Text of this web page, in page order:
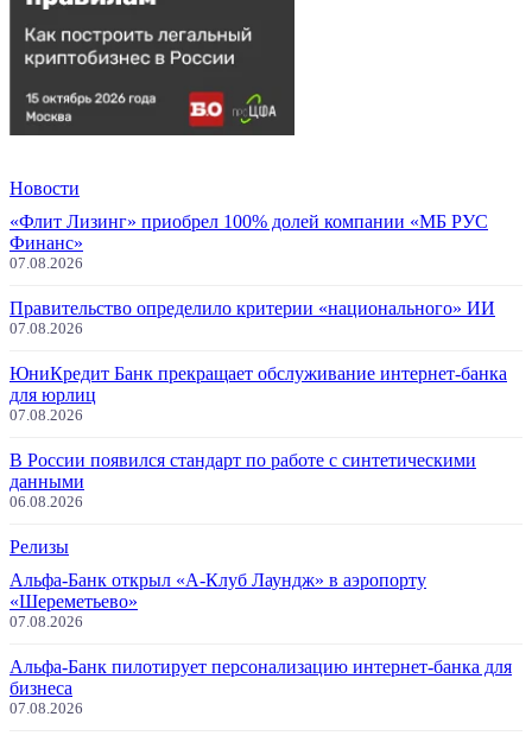
Новости
«Флит Лизинг» приобрел 100% долей компании «МБ РУС
Финанс»
07.08.2026
Правительство определило критерии «национального» ИИ
07.08.2026
ЮниКредит Банк прекращает обслуживание интернет-банка
для юрлиц
07.08.2026
В России появился стандарт по работе с синтетическими
данными
06.08.2026
Релизы
Альфа-Банк открыл «А-Клуб Лаундж» в аэропорту
«Шереметьево»
07.08.2026
Альфа-Банк пилотирует персонализацию интернет-банка для
бизнеса
07.08.2026